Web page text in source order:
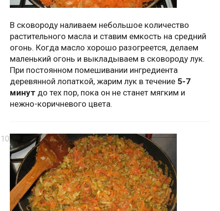
В сковороду наливаем небольшое количество
растительного масла и ставим емкость на средний
огонь. Когда масло хорошо разогреется, делаем
маленький огонь и выкладываем в сковороду лук.
При постоянном помешивании ингредиента
деревянной лопаткой, жарим лук в течение 5-7
минут до тех пор, пока он не станет мягким и
нежно-коричневого цвета.